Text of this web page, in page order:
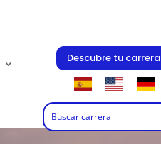
Descubre tu carrera